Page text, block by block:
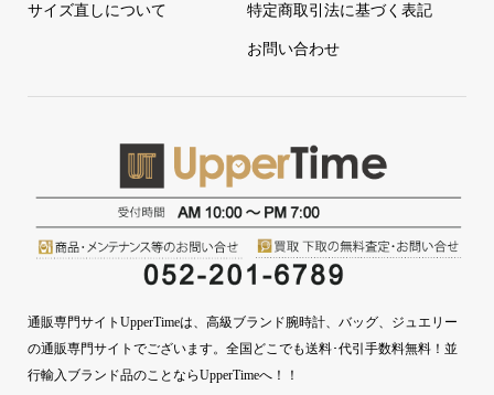
サイズ直しについて 特定商取引法に基づく表記
お問い合わせ
通販専門サイトUpperTimeは、高級ブランド腕時計、バッグ、ジュエリー
の通販専門サイトでございます。全国どこでも送料･代引手数料無料！並
行輸入ブランド品のことならUpperTimeへ！！